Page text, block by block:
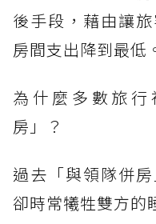
後手段，藉由讓
房間支出降到最低
為什麼多數旅
房」？
過去「與領隊併
卻時常犧牲雙方的